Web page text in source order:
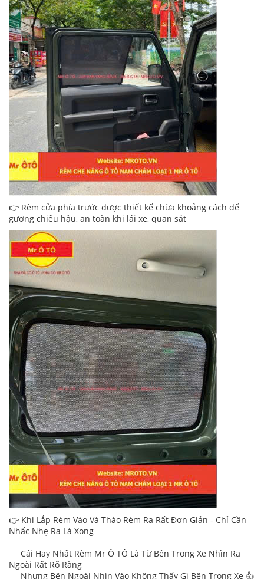
👉 Rèm cửa phía trước được thiết kế chừa khoảng cách để
gương chiếu hậu, an toàn khi lái xe, quan sát
👉 Khi Lắp Rèm Vào Và Tháo Rèm Ra Rất Đơn Giản - Chỉ Cần
Nhấc Nhẹ Ra Là Xong
Cái Hay Nhất Rèm Mr Ô TÔ Là Từ Bên Trong Xe Nhìn Ra
Ngoài Rất Rõ Ràng
Nhưng Bên Ngoài Nhìn Vào Không Thấy Gì Bên Trong Xe 👍